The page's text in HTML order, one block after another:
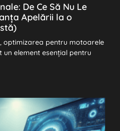
De Ce Să Nu Le
Apelării la o
optimizarea pentru motoarele
un element esențial pentru